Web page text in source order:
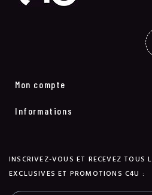
Mon compte
Informations
INSCRIVEZ-VOUS ET RECEVEZ TOUS
EXCLUSIVES ET PROMOTIONS C4U :